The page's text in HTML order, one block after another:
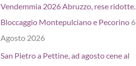
Vendemmia 2026 Abruzzo, rese ridotte.
Bloccaggio Montepulciano e Pecorino 6
Agosto 2026
San Pietro a Pettine, ad agosto cene al